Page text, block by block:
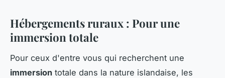
Hébergements ruraux : Pour une
immersion totale
Pour ceux d'entre vous qui recherchent une
immersion totale dans la nature islandaise, les